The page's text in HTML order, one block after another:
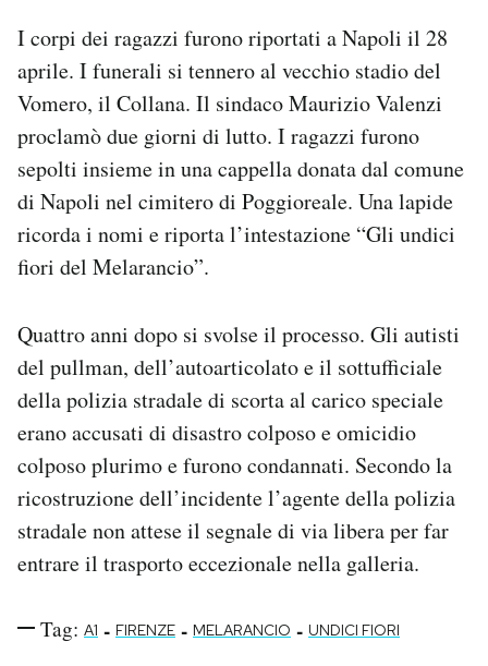
I corpi dei ragazzi furono riportati a Napoli il 28
aprile. I funerali si tennero al vecchio stadio del
Vomero, il Collana. Il sindaco Maurizio Valenzi
proclamò due giorni di lutto. I ragazzi furono
sepolti insieme in una cappella donata dal comune
di Napoli nel cimitero di Poggioreale. Una lapide
ricorda i nomi e riporta l’intestazione “Gli undici
fiori del Melarancio”.
Quattro anni dopo si svolse il processo. Gli autisti
del pullman, dell’autoarticolato e il sottufficiale
della polizia stradale di scorta al carico speciale
erano accusati di disastro colposo e omicidio
colposo plurimo e furono condannati. Secondo la
ricostruzione dell’incidente l’agente della polizia
stradale non attese il segnale di via libera per far
entrare il trasporto eccezionale nella galleria.
Tag: A1 - FIRENZE - MELARANCIO - UNDICI FIORI